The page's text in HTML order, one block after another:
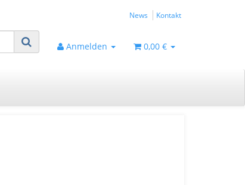
News Kontakt
Anmelden 0,00 €